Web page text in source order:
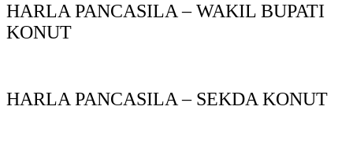
HARLA PANCASILA – WAKIL BUPATI
KONUT
HARLA PANCASILA – SEKDA KONUT